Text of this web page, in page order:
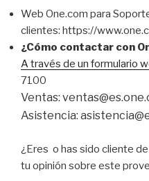
Web One.com para
clientes: https://
¿Cómo contactar con
A través de un formulario
7100
Ventas:
Asistencia:
¿Eres o has sido cliente de
tu opinión sobre este